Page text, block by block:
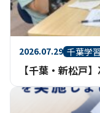
2026.07.29 千葉学
【千葉・新松戸